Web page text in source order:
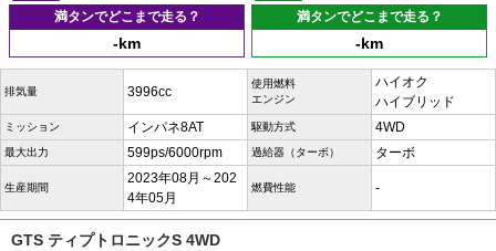
満タンでどこまで走る？
-km
満タンでどこまで走る？
-km
排気量 3996cc
使用燃料
エンジン
ハイオク
ハイブリッド
ミッション インパネ8AT 駆動方式 4WD
最大出力 599ps/6000rpm 過給器（ターボ） ターボ
生産期間
2023年08月～202
4年05月
燃費性能 -
GTS ティプトロニックS 4WD